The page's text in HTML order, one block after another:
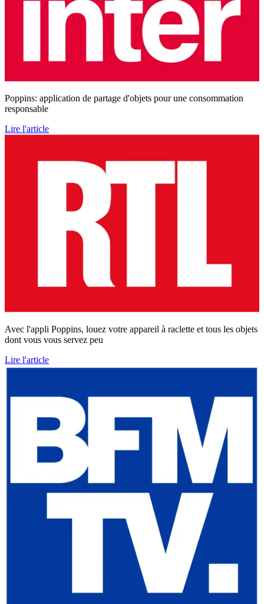
Poppins: application de partage d'objets pour une consommation
responsable
Lire l'article
Avec l'appli Poppins, louez votre appareil à raclette et tous les objets
dont vous vous servez peu
Lire l'article